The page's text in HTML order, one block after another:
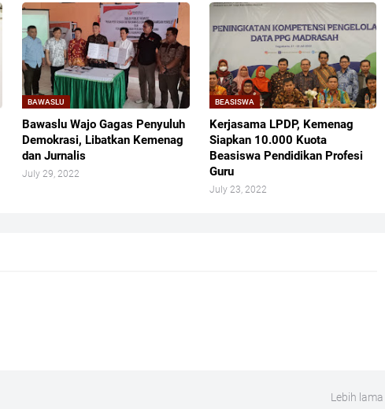
BAWASLU
Bawaslu Wajo Gagas Penyuluh
Demokrasi, Libatkan Kemenag
dan Jurnalis
July 29, 2022
BEASISWA
Kerjasama LPDP, Kemenag
Siapkan 10.000 Kuota
Beasiswa Pendidikan Profesi
Guru
July 23, 2022
Lebih lama